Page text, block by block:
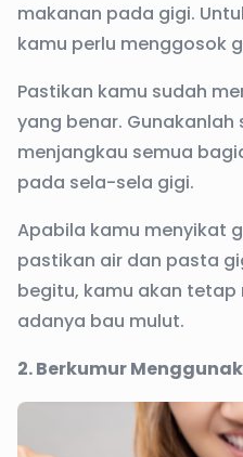
makanan pada gigi.
kamu perlu menggosok
Pastikan kamu sudah
yang benar.
menjangkau semua
pada sela-sela gigi.
Apabila kamu menyikat
pastikan air dan pasta
begitu, kamu akan
adanya bau mulut.
2. Berkumur